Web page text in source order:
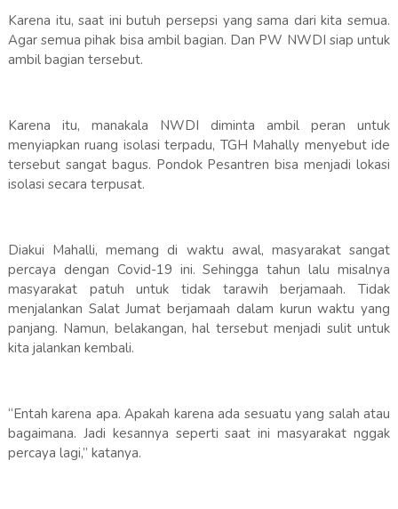
Karena itu, saat ini butuh persepsi yang sama dari kita semua.
Agar semua pihak bisa ambil bagian. Dan PW NWDI siap untuk
ambil bagian tersebut.
Karena itu, manakala NWDI diminta ambil peran untuk
menyiapkan ruang isolasi terpadu, TGH Mahally menyebut ide
tersebut sangat bagus. Pondok Pesantren bisa menjadi lokasi
isolasi secara terpusat.
Diakui Mahalli, memang di waktu awal, masyarakat sangat
percaya dengan Covid-19 ini. Sehingga tahun lalu misalnya
masyarakat patuh untuk tidak tarawih berjamaah. Tidak
menjalankan Salat Jumat berjamaah dalam kurun waktu yang
panjang. Namun, belakangan, hal tersebut menjadi sulit untuk
kita jalankan kembali.
“Entah karena apa. Apakah karena ada sesuatu yang salah atau
bagaimana. Jadi kesannya seperti saat ini masyarakat nggak
percaya lagi,” katanya.